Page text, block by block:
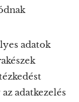
adatok
adatkezelés